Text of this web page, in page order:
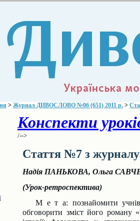
> Журнал ДИВОСЛОВО №06 (651) 2011 р. >
Конспекти
/-->
Стаття №7 з
Надія ПАНЬКОВА, Ольга
(Урок-ретроспектива)
М е т а: познайомити
обговори­ти зміст його роману